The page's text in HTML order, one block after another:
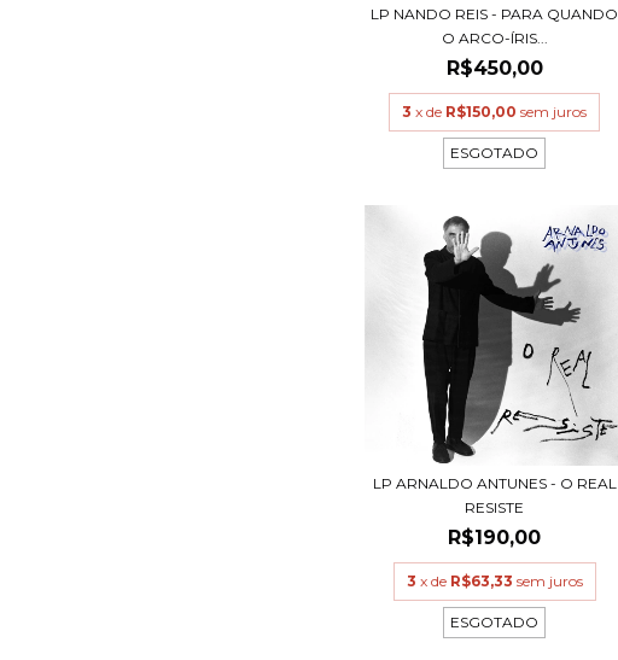
LP NANDO REIS - PARA QUANDO
O ARCO-ÍRIS...
R$450,00
3 x de R$150,00 sem juros
ESGOTADO
LP ARNALDO ANTUNES - O REAL
RESISTE
R$190,00
3 x de R$63,33 sem juros
ESGOTADO